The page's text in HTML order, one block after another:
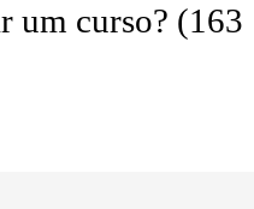
um curso? (163